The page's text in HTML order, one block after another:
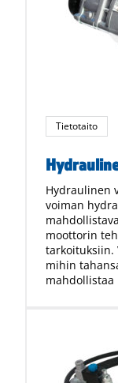
Tietotaito
Hydraulinen
voiman
moottorin
tarkoituksiin.
mihin